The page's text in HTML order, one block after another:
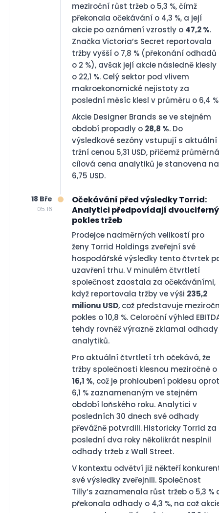
meziroční růst tržeb o 5,3 %, čímž
překonala očekávání o 4,3 %, a její
akcie po oznámení vzrostly o 47,2 %.
Značka Victoria’s Secret reportovala
tržby vyšší o 7,8 % (překonání odhadů
o 2 %), avšak její akcie následně klesly
o 22,1 %. Celý sektor pod vlivem
makroekonomické nejistoty za
poslední měsíc klesl v průměru o 6,4
Akcie Designer Brands se ve stejném
období propadly o 28,8 %. Do
výsledkové sezóny vstupují s aktuální
tržní cenou 5,31 USD, přičemž průměrná
cílová cena analytiků je stanovena na
6,75 USD.
18 Bře
05:16
Očekávání před výsledky Torrid:
Analytici předpovídají dvouciferný
pokles tržeb
Prodejce nadměrných velikostí pro
ženy Torrid Holdings zveřejní své
hospodářské výsledky tento čtvrtek
uzavření trhu. V minulém čtvrtletí
společnost zaostala za očekáváními,
když reportovala tržby ve výši 235,2
milionu USD, což představuje
pokles o 10,8 %. Celoroční výhled
tehdy rovněž výrazně zklamal odhady
analytiků.
Pro aktuální čtvrtletí trh očekává, že
tržby společnosti klesnou meziročně o
16,1 %, což je prohloubení poklesu
6,1 % zaznamenaným ve stejném
období loňského roku. Analytici v
posledních 30 dnech své odhady
převážně potvrdili. Historicky Torrid za
poslední dva roky několikrát nesplnil
odhady tržeb z Wall Street.
V kontextu odvětví již někteří
své výsledky zveřejnili. Společnost
Tilly’s zaznamenala růst tržeb o 5,3 %
překonala odhady o 4,3 %, na což